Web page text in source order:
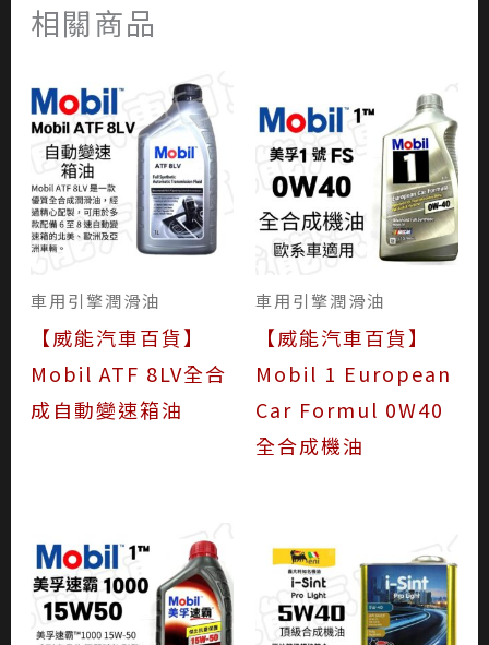
相關商品
車用引擎潤滑油
【威能汽車百貨】
Mobil ATF 8LV全合
成自動變速箱油
車用引擎潤滑油
【威能汽車百貨】
Mobil 1 European
Car Formul 0W40
全合成機油